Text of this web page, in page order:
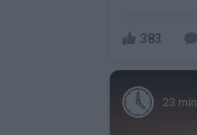
383
23 min